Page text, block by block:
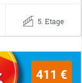
5. Etage
411 €